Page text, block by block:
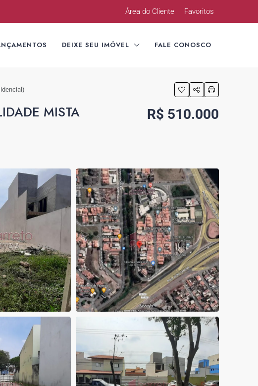
Área do Cliente Favoritos
DEIXE SEU IMÓVEL FALE CONOSCO
MISTA
R$ 510.000